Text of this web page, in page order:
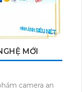
MỚI
camera an